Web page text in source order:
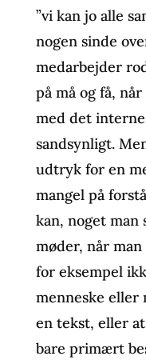
”vi kan jo alle
nogen sinde
medarbejder
på må og få,
med det
sandsynligt.
udtryk for en
mangel på
kan, noget
møder, når
for eksempel
menneske eller
en tekst, eller
bare primært